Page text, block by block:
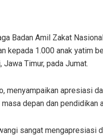
Badan Amil Zakat
kepada 1.000 anak yatim
Jawa Timur, pada Jumat.
menyampaikan apresiasi
depan dan pendidikan
sangat mengapresiasi